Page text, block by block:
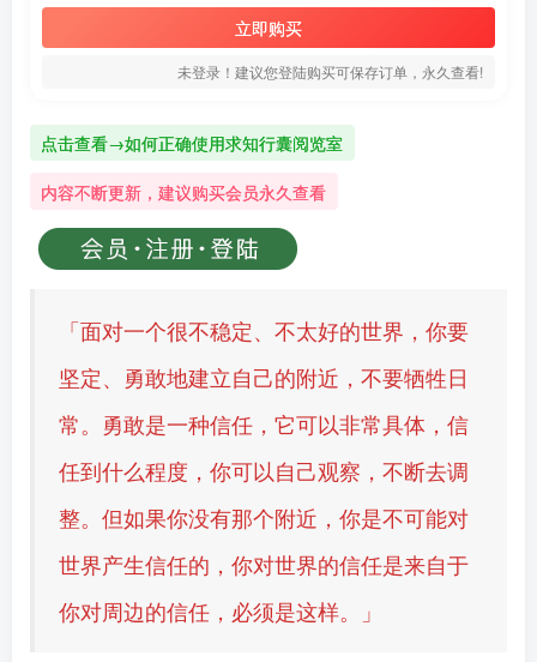
立即购买
未登录！建议您登陆购买可保存订单，永久查看!
点击查看→如何正确使用求知行囊阅览室
内容不断更新，建议购买会员永久查看
「面对一个很不稳定、不太好的世界，你要
坚定、勇敢地建立自己的附近，不要牺牲日
常。勇敢是一种信任，它可以非常具体，信
任到什么程度，你可以自己观察，不断去调
整。但如果你没有那个附近，你是不可能对
世界产生信任的，你对世界的信任是来自于
你对周边的信任，必须是这样。」